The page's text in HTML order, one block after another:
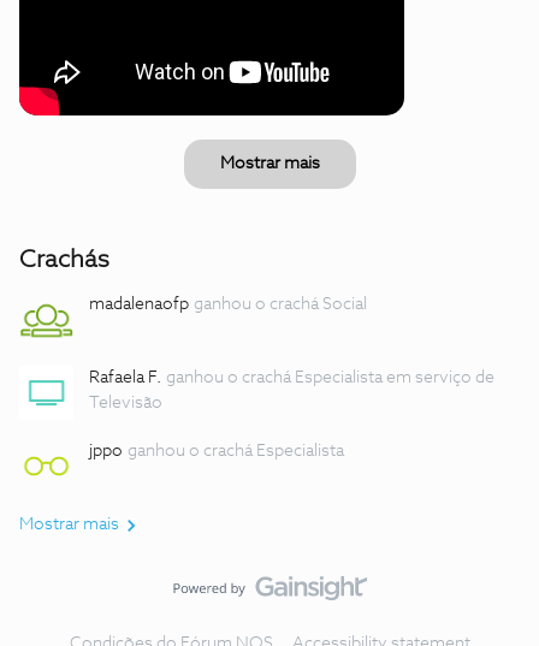
Mostrar mais
Crachás
madalenaofp ganhou o crachá Social
Rafaela F. ganhou o crachá Especialista em serviço de
Televisão
jppo ganhou o crachá Especialista
Mostrar mais